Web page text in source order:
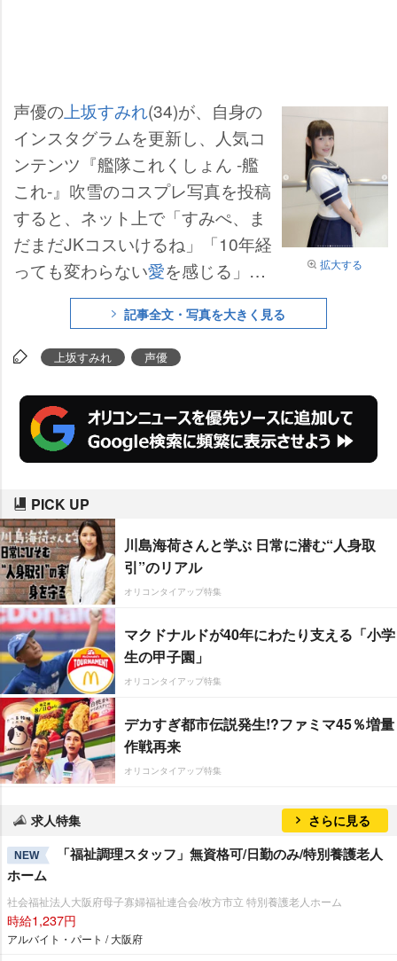
拡大する
声優の 上坂すみれ(34)が、自身の
インスタグラムを更新し、人気コ
ンテンツ『艦隊これくしょん -艦
これ-』吹雪のコスプレ写真を投稿
すると、ネット上で「すみぺ、ま
だまだJKコスいけるね」「10年経
っても変わらない愛を感じる」
「30歳過ぎてから初めて醸し出さ
れる魅力」などと驚いている。
記事全文・写真を大きく見る
上坂すみれ 声優
PICK UP
川島海荷さんと学ぶ 日常に潜む“人身取
引”のリアル
オリコンタイアップ特集
マクドナルドが40年にわたり支える「小学
生の甲子園」
オリコンタイアップ特集
デカすぎ都市伝説発生!?ファミマ45％増量
作戦再来
オリコンタイアップ特集
求人特集 さらに見る
NEW
「福祉調理スタッフ」無資格可/日勤のみ/特別養護老人
ホーム
社会福祉法人大阪府母子寡婦福祉連合会/枚方市立 特別養護老人ホーム
時給1,237円
アルバイト・パート / 大阪府